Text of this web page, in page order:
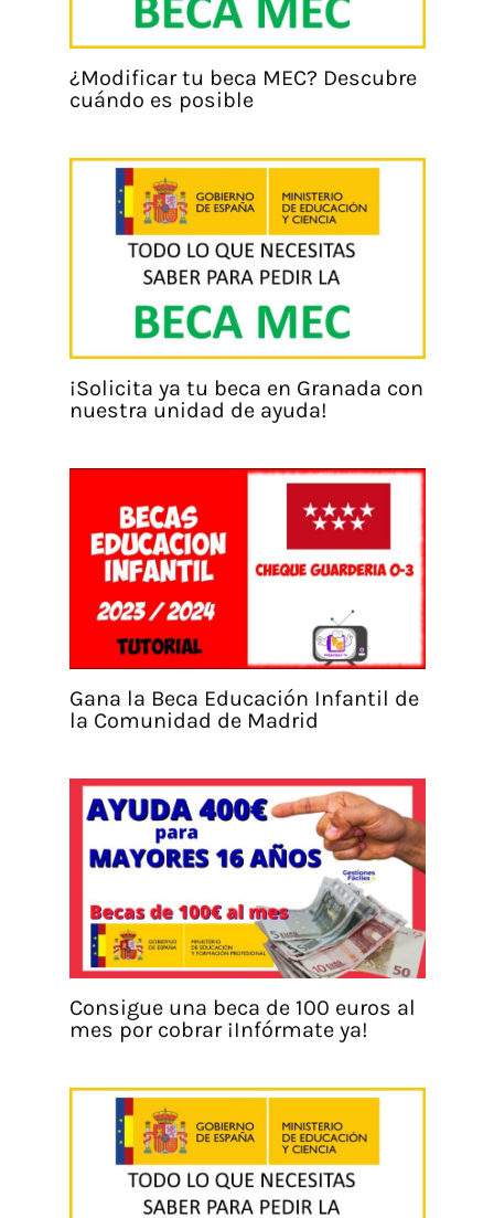
¿Modificar tu beca MEC? Descubre
cuándo es posible
¡Solicita ya tu beca en Granada con
nuestra unidad de ayuda!
Gana la Beca Educación Infantil de
la Comunidad de Madrid
Consigue una beca de 100 euros al
mes por cobrar ¡Infórmate ya!